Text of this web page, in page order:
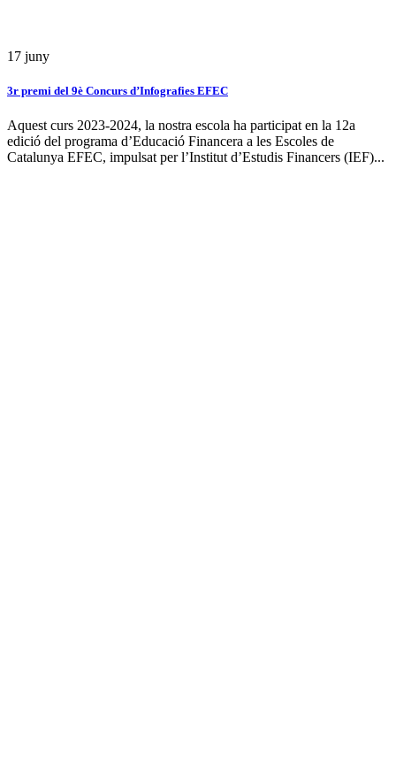
17 juny
3r premi del 9è Concurs d’Infografies EFEC
Aquest curs 2023-2024, la nostra escola ha participat en la 12a
edició del programa d’Educació Financera a les Escoles de
Catalunya EFEC, impulsat per l’Institut d’Estudis Financers (IEF)...